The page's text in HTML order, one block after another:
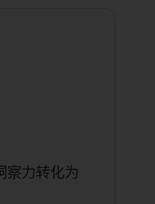
察力转化为